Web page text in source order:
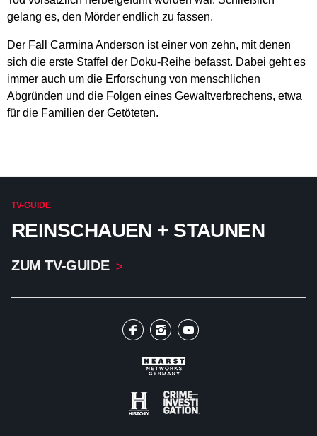
gelang es, den Mörder endlich zu fassen.
Der Fall Carmina Anderson ist einer von zehn, mit denen
sich die erste Staffel der Doku-Reihe befasst. Dabei geht es
immer auch um die Erforschung von menschlichen
Abgründen und die Folgen eines Gewaltverbrechens, etwa
für die Familien der Getöteten.
TV-GUIDE
REINSCHAUEN + STAUNEN
ZUM TV-GUIDE